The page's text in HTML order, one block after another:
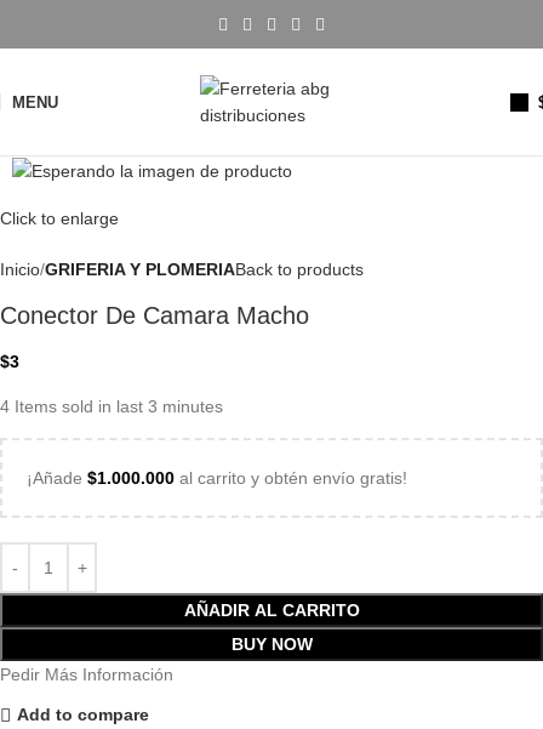
MENU
Click to enlarge
Inicio GRIFERIA Y PLOMERIABack to products
Conector De Camara Macho
$3
4 Items sold in last 3 minutes
¡Añade $1.000.000 al carrito y obtén envío gratis!
AÑADIR AL CARRITO
BUY NOW
Pedir Más Información
Add to compare